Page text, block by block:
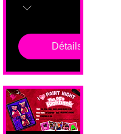
Détails